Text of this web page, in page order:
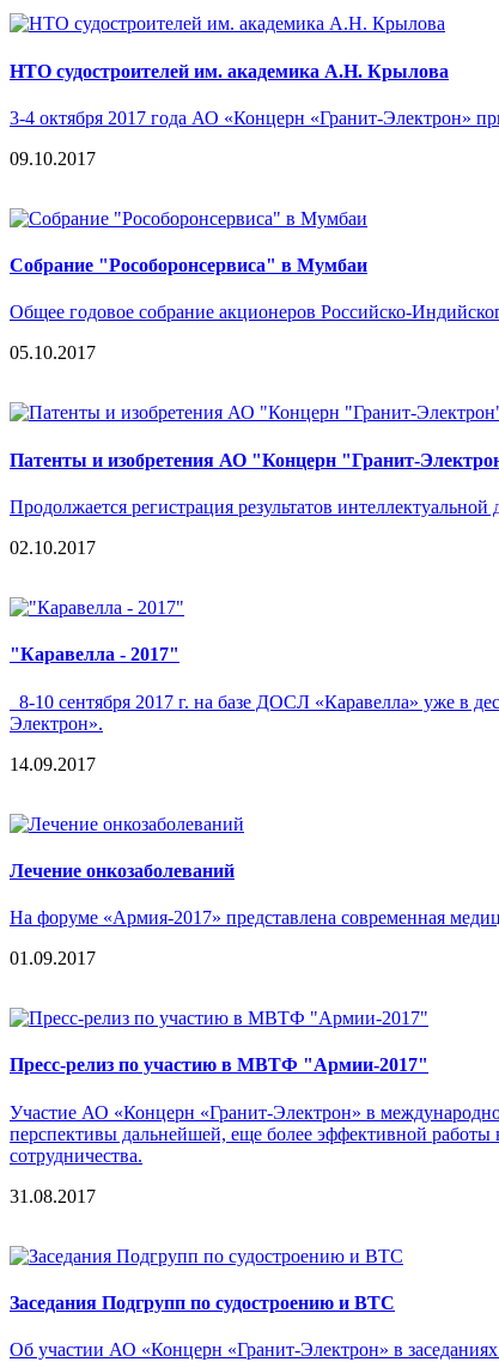
НТО судостроителей им. академика А.Н. Крылова
3-4 октября 2017 года АО «Концерн «Гранит-Электрон»
09.10.2017
Собрание "Рособоронсервиса" в Мумбаи
Общее годовое собрание акционеров Российско-
05.10.2017
Патенты и изобретения АО "Концерн "Гранит-
Продолжается регистрация результатов
02.10.2017
"Каравелла - 2017"
8-10 сентября 2017 г. на базе ДОСЛ «Каравелла» уже в
Электрон».
14.09.2017
Лечение онкозаболеваний
На форуме «Армия-2017» представлена современная
01.09.2017
Пресс-релиз по участию в МВТФ "Армии-2017"
Участие АО «Концерн «Гранит-Электрон» в
перспективы дальнейшей, еще более эффективной
сотрудничества.
31.08.2017
Заседания Подгрупп по судостроению и ВТС
Об участии АО «Концерн «Гранит-Электрон» в